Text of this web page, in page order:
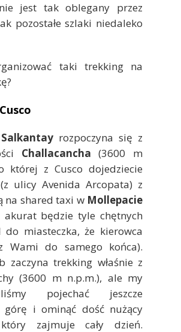
jest tak oblegany przez
pozostałe szlaki niedaleko
taki trekking na
rozpoczyna się z
Challacancha (3600 m
której z Cusco dojedziecie
ulicy Avenida Arcopata) z
na shared taxi w Mollepacie
akurat będzie tyle chętnych
do miasteczka, że kierowca
Wami do samego końca).
zaczyna trekking właśnie z
(3600 m n.p.m.), ale my
pojechać jeszcze
górę i ominąć dość nużący
zajmuje cały dzień.